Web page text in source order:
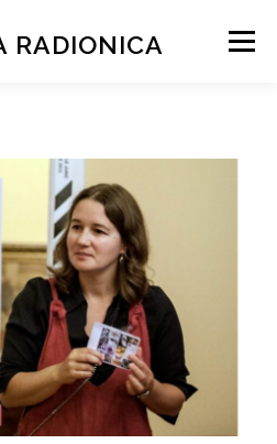
RADIONICA Menu
GALERIJA
WORKSHOPS